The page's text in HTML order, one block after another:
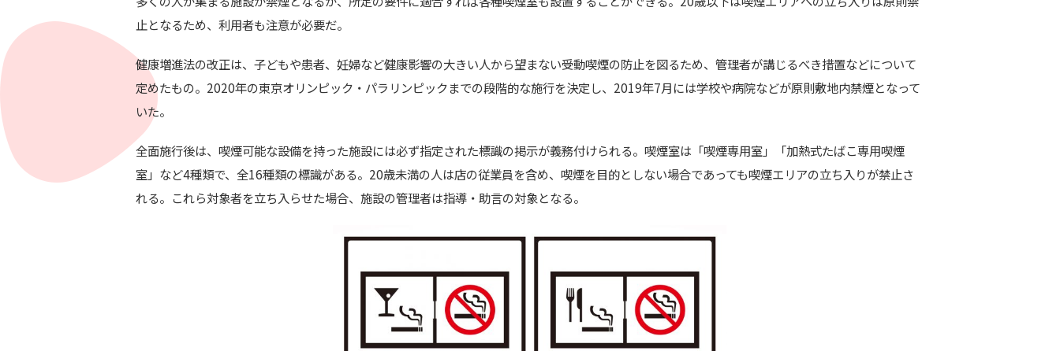
止となるため、利用者も注意が必要だ。
健康増進法の改正は、子どもや患者、妊婦など健康影響の大きい人から望まない受動喫煙の防止を図るため、管理者が講じるべき措置などについて
定めたもの。2020年の東京オリンピック・パラリンピックまでの段階的な施行を決定し、2019年7月には学校や病院などが原則敷地内禁煙となって
いた。
全面施行後は、喫煙可能な設備を持った施設には必ず指定された標識の掲示が義務付けられる。喫煙室は「喫煙専用室」「加熱式たばこ専用喫煙
室」など4種類で、全16種類の標識がある。20歳未満の人は店の従業員を含め、喫煙を目的としない場合であっても喫煙エリアの立ち入りが禁止さ
れる。これら対象者を立ち入らせた場合、施設の管理者は指導・助言の対象となる。